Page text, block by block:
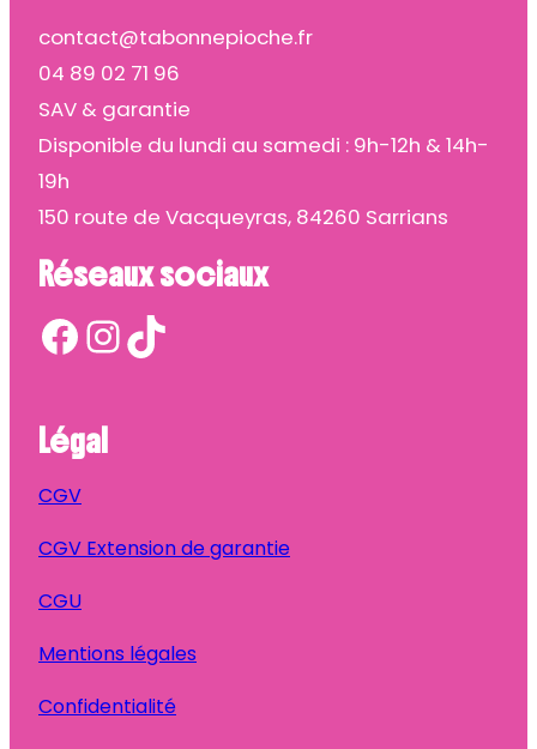
contact@tabonnepioche.fr
04 89 02 71 96
SAV & garantie
Disponible du lundi au samedi : 9h-12h & 14h-
19h
150 route de Vacqueyras, 84260 Sarrians
Réseaux sociaux
Facebook InstagramTikTok
Légal
CGV
CGV Extension de garantie
CGU
Mentions légales
Confidentialité